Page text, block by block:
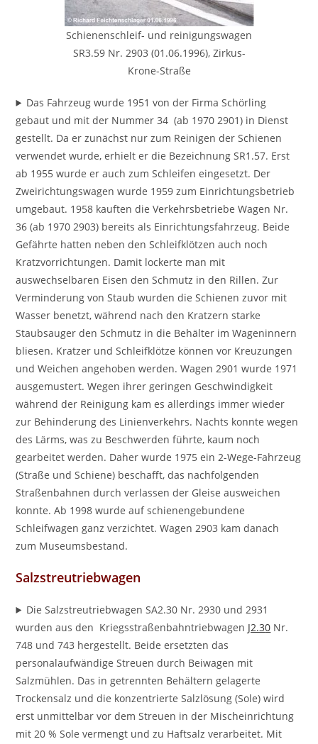
Schienenschleif- und reinigungswagen
SR3.59 Nr. 2903 (01.06.1996), Zirkus-
Krone-Straße
Das Fahrzeug wurde 1951 von der Firma Schörling
gebaut und mit der Nummer 34 (ab 1970 2901) in Dienst
gestellt. Da er zunächst nur zum Reinigen der Schienen
verwendet wurde, erhielt er die Bezeichnung SR1.57. Erst
ab 1955 wurde er auch zum Schleifen eingesetzt. Der
Zweirichtungswagen wurde 1959 zum Einrichtungsbetrieb
umgebaut. 1958 kauften die Verkehrsbetriebe Wagen Nr.
36 (ab 1970 2903) bereits als Einrichtungsfahrzeug. Beide
Gefährte hatten neben den Schleifklötzen auch noch
Kratzvorrichtungen. Damit lockerte man mit
auswechselbaren Eisen den Schmutz in den Rillen. Zur
Verminderung von Staub wurden die Schienen zuvor mit
Wasser benetzt, während nach den Kratzern starke
Staubsauger den Schmutz in die Behälter im Wageninnern
bliesen. Kratzer und Schleifklötze können vor Kreuzungen
und Weichen angehoben werden. Wagen 2901 wurde 1971
ausgemustert. Wegen ihrer geringen Geschwindigkeit
während der Reinigung kam es allerdings immer wieder
zur Behinderung des Linienverkehrs. Nachts konnte wegen
des Lärms, was zu Beschwerden führte, kaum noch
gearbeitet werden. Daher wurde 1975 ein 2-Wege-Fahrzeug
(Straße und Schiene) beschafft, das nachfolgenden
Straßenbahnen durch verlassen der Gleise ausweichen
konnte. Ab 1998 wurde auf schienengebundene
Schleifwagen ganz verzichtet. Wagen 2903 kam danach
zum Museumsbestand.
Salzstreutriebwagen
Die Salzstreutriebwagen SA2.30 Nr. 2930 und 2931
wurden aus den Kriegsstraßenbahntriebwagen J2.30 Nr.
748 und 743 hergestellt. Beide ersetzten das
personalaufwändige Streuen durch Beiwagen mit
Salzmühlen. Das in getrennten Behältern gelagerte
Trockensalz und die konzentrierte Salzlösung (Sole) wird
erst unmittelbar vor dem Streuen in der Mischeinrichtung
mit 20 % Sole vermengt und zu Haftsalz verarbeitet. Mit